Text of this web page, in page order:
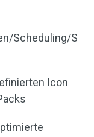
Scheduling/S
Icon